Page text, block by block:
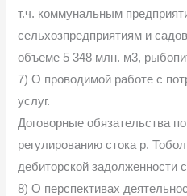
т.ч. коммунальным
сельхозпредприятиям и
объеме 5 348 млн. м3,
7) О проводимой работе с
услуг.
Договорные обязательства
регулированию стока р.
дебиторской задолженности
8) О перспективах